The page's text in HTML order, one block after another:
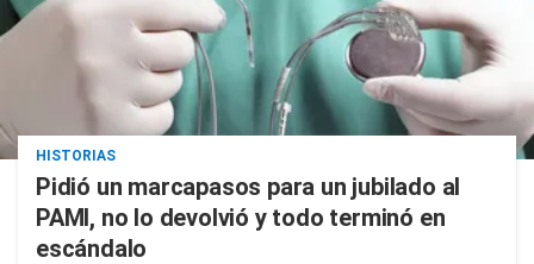
HISTORIAS
Pidió un marcapasos para un jubilado al
PAMI, no lo devolvió y todo terminó en
escándalo